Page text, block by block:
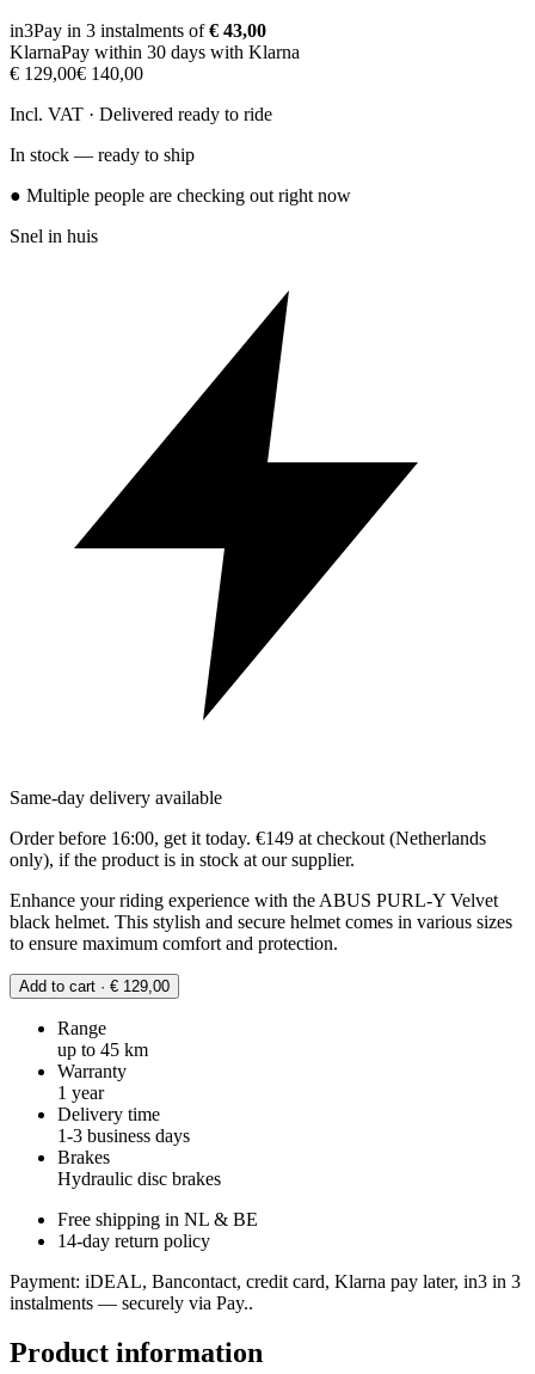
in3Pay in 3 instalments of € 43,00
KlarnaPay within 30 days with Klarna
€ 129,00€ 140,00
Incl. VAT · Delivered ready to ride
In stock — ready to ship
● Multiple people are checking out right now
Snel in huis
Same-day delivery available
Order before 16:00, get it today. €149 at checkout (Netherlands
only), if the product is in stock at our supplier.
Enhance your riding experience with the ABUS PURL-Y Velvet
black helmet. This stylish and secure helmet comes in various sizes
to ensure maximum comfort and protection.
Add to cart · € 129,00
Range
up to 45 km
Warranty
1 year
Delivery time
1-3 business days
Brakes
Hydraulic disc brakes
Free shipping in NL & BE
14-day return policy
Payment: iDEAL, Bancontact, credit card, Klarna pay later, in3 in 3
instalments — securely via Pay..
Product information